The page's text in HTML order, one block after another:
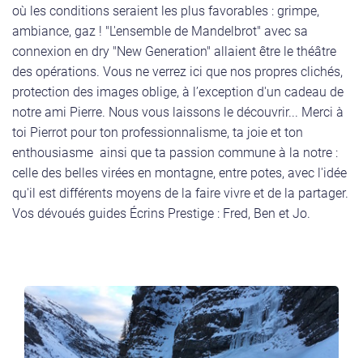
où les conditions seraient les plus favorables : grimpe,
ambiance, gaz ! "L'ensemble de Mandelbrot" avec sa
connexion en dry "New Generation" allaient être le théâtre
des opérations. Vous ne verrez ici que nos propres clichés,
protection des images oblige, à l’exception d'un cadeau de
notre ami Pierre. Nous vous laissons le découvrir... Merci à
toi Pierrot pour ton professionnalisme, ta joie et ton
enthousiasme ainsi que ta passion commune à la notre :
celle des belles virées en montagne, entre potes, avec l'idée
qu'il est différents moyens de la faire vivre et de la partager.
Vos dévoués guides Écrins Prestige : Fred, Ben et Jo.